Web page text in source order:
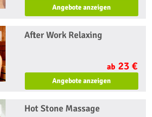
Angebote anzeigen
After Work Relaxing
ab 23 €
Angebote anzeigen
Hot Stone Massage